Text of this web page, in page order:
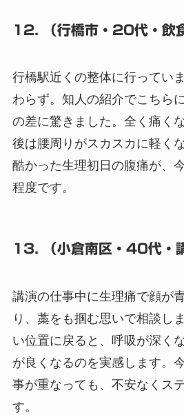
12. （行橋市・20代・飲
行橋駅近くの整体に行ってい
わらず。知人の紹介でこちら
の差に驚きました。全く痛く
後は腰周りがスカスカに軽く
酷かった生理初日の腹痛が、
程度です。
13. （小倉南区・40代・
講演の仕事中に生理痛で顔が
り、藁をも掴む思いで相談し
い位置に戻ると、呼吸が深く
が良くなるのを実感します。
事が重なっても、不安なくス
す。